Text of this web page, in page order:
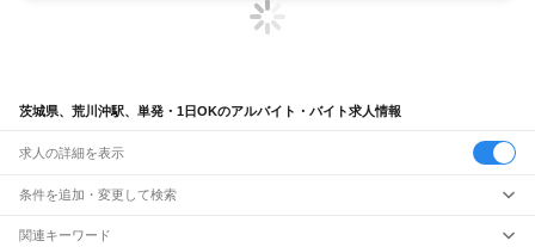
茨城県、荒川沖駅、単発・1日OKのアルバイト・バイト求人情報
求人の詳細を表示
条件を追加・変更して検索
市区町村を追加・変更
関連キーワード